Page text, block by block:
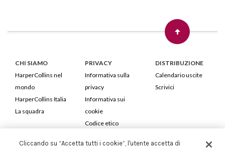
CHI SIAMO
HarperCollins nel
mondo
HarperCollins Italia
La squadra
PRIVACY
Informativa sulla
privacy
Informativa sui
cookie
Codice etico
DISTRIBUZIONE
Calendario uscite
Scrivici
HarperCollins Italia S.p.A. Viale Monte Nero, 84 - 20135 Milano
Cliccando su “Accetta tutti i cookie”, l'utente accetta di